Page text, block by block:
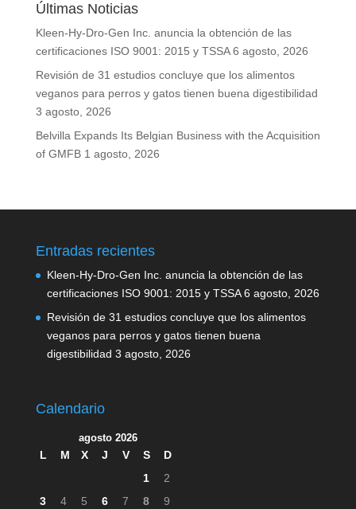
Últimas Noticias
Kleen-Hy-Dro-Gen Inc. anuncia la obtención de las
certificaciones ISO 9001: 2015 y TSSA 6 agosto, 2026
Revisión de 31 estudios concluye que los alimentos
veganos para perros y gatos tienen buena digestibilidad
3 agosto, 2026
Belvilla Expands Its Belgian Business with the Acquisition
of GMFB 1 agosto, 2026
Entradas recientes
Kleen-Hy-Dro-Gen Inc. anuncia la obtención de las
certificaciones ISO 9001: 2015 y TSSA 6 agosto, 2026
Revisión de 31 estudios concluye que los alimentos
veganos para perros y gatos tienen buena
digestibilidad 3 agosto, 2026
Calendario
agosto 2026
L M X J V S
D
1
2
3
4 5 6 7 8
9